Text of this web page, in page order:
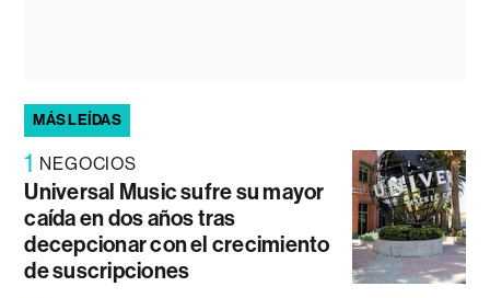
MÁS LEÍDAS
1 NEGOCIOS
Universal Music sufre su mayor
caída en dos años tras
decepcionar con el crecimiento
de suscripciones